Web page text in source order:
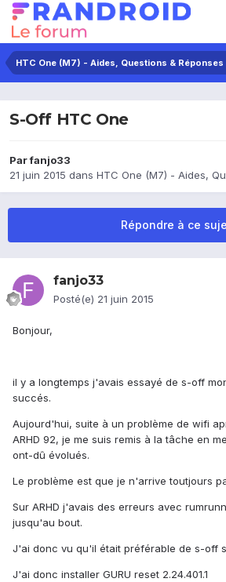
HTC One (M7) - Aides, Questions & Réponses
S-Off HTC One
Parfanjo33
21 juin 2015 dans HTC One (M7) - Aides,
Répondre à ce
fanjo33
Posté(e) 21 juin 2015
Bonjour,
il y a longtemps j'avais essayé de s-off
succés.
Aujourd'hui, suite à un problème de wifi
ARHD 92, je me suis remis à la tâche en
ont-dû évolués.
Le problème est que je n'arrive toutjours
Sur ARHD j'avais des erreurs avec
jusqu'au bout.
J'ai donc vu qu'il était préférable de s-off
J'ai donc installer GURU reset 2.24.401.1